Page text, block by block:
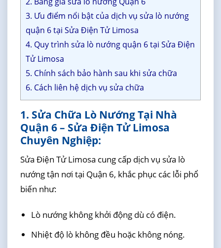
3. Ưu điểm nổi bật của dịch vụ sửa lò nướng
quận 6 tại Sửa Điện Tử Limosa
4. Quy trình sửa lò nướng quận 6 tại Sửa Điện
Tử Limosa
5. Chính sách bảo hành sau khi sửa chữa
6. Cách liên hệ dịch vụ sửa chữa
1. Sửa Chữa Lò Nướng Tại Nhà
Quận 6 – Sửa Điện Tử Limosa
Chuyên Nghiệp:
Sửa Điện Tử Limosa cung cấp dịch vụ sửa lò
nướng tận nơi tại Quận 6, khắc phục các lỗi phổ
biến như:
Lò nướng không khởi động dù có điện.
Nhiệt độ lò không đều hoặc không nóng.